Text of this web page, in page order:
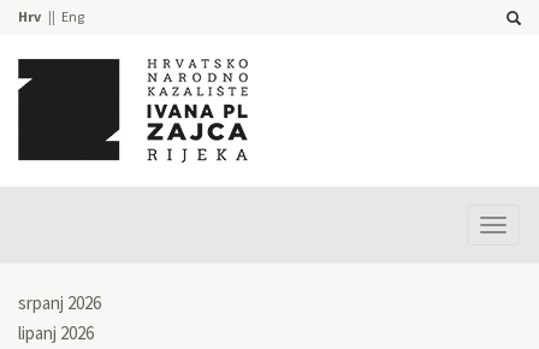
Hrv Eng
srpanj 2026
lipanj 2026